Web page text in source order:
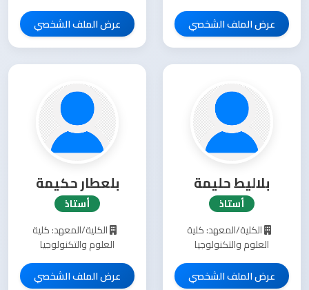
عرض الملف الشخصي عرض الملف الشخصي
بلاليط حليمة
أستاذ
الكلية/المعهد: كلية
العلوم والتكنولوجيا
عرض الملف الشخصي
بلعطار حكيمة
أستاذ
الكلية/المعهد: كلية
العلوم والتكنولوجيا
عرض الملف الشخصي